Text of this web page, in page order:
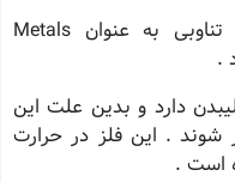
تنگستن در گروه VI( 6 ) جدول تناوبی به عنوان Metals
دارد و بدین علت این
شوند . این فلز در حرارت
است .